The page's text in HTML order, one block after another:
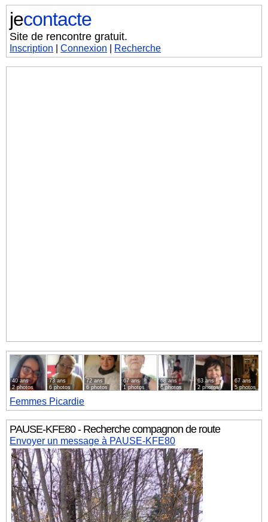
jecontacte
Site de rencontre gratuit.
Inscription |Connexion Recherche
40 ans
2 photos
73 ans
6 photos
72 ans
6 photos
67 ans
1 photos
68 ans
6 photos
63 ans
2 photos
67 ans
5 photos
Femmes Picardie
PAUSE-KFE80 - Recherche compagnon de route
Envoyer un message à PAUSE-KFE80